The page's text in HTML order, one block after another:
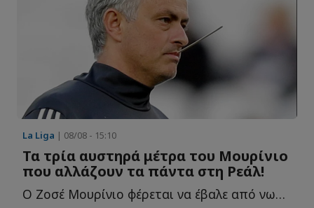
La Liga | 08/08 - 15:10
Τα τρία αυστηρά μέτρα του Μουρίνιο
που αλλάζουν τα πάντα στη Ρεάλ!
Ο Ζοσέ Μουρίνιο φέρεται να έβαλε από νωρίς τους δικούς τ...